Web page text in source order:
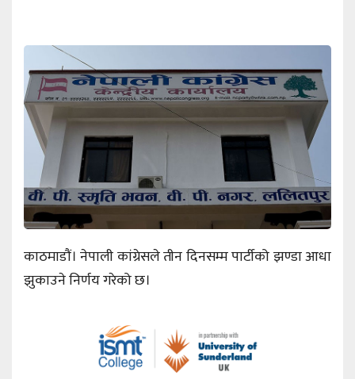
काठमाडौं। नेपाली कांग्रेसले तीन दिनसम्म पार्टीको झण्डा आधा
झुकाउने निर्णय गरेको छ।